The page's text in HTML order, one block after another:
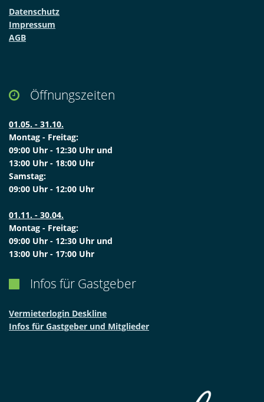
Datenschutz
Impressum
AGB
 Öffnungszeiten
01.05. - 31.10.
Montag - Freitag:
09:00 Uhr - 12:30 Uhr und
13:00 Uhr - 18:00 Uhr
Samstag:
09:00 Uhr - 12:00 Uhr
01.11. - 30.04.
Montag - Freitag:
09:00 Uhr - 12:30 Uhr und
13:00 Uhr - 17:00 Uhr
Infos für Gastgeber
Vermieterlogin Deskline
Infos für Gastgeber und Mitglieder